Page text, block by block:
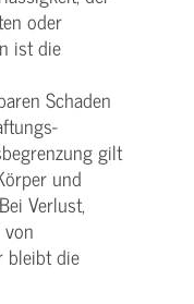
oder
ist die
Schaden
gilt
und
Verlust,
bleibt die